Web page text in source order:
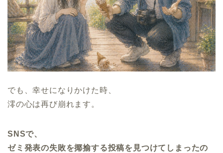
でも、幸せになりかけた時、
澪の心は再び崩れます。
SNSで、
ゼミ発表の失敗を揶揄する投稿を見つけてしまったの